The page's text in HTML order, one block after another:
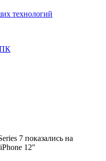
ПК
7 показались на
12″